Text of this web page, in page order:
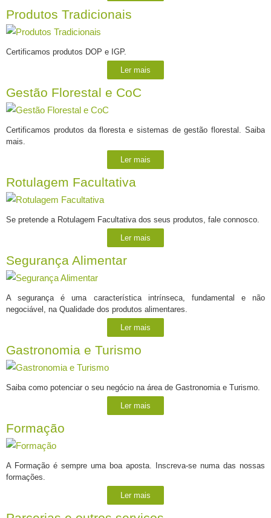
Produtos Tradicionais
Certificamos produtos DOP e IGP.
Ler mais
Gestão Florestal e CoC
Certificamos produtos da floresta e sistemas de gestão florestal. Saiba
mais.
Ler mais
Rotulagem Facultativa
Se pretende a Rotulagem Facultativa dos seus produtos, fale connosco.
Ler mais
Segurança Alimentar
A segurança é uma característica intrínseca, fundamental e não
negociável, na Qualidade dos produtos alimentares.
Ler mais
Gastronomia e Turismo
Saiba como potenciar o seu negócio na área de Gastronomia e Turismo.
Ler mais
Formação
A Formação é sempre uma boa aposta. Inscreva-se numa das nossas
formações.
Ler mais